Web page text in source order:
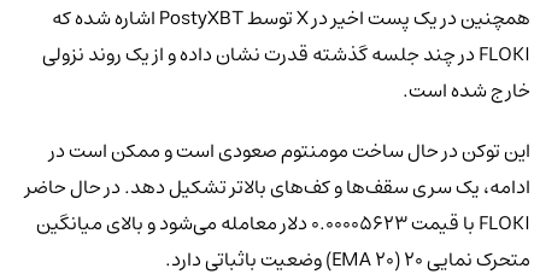
همچنین در یک پست اخیر در X توسط PostyXBT اشاره شده که
FLOKI در چند جلسه گذشته قدرت نشان داده و از یک روند نزولی
خارج شده است.
این توکن در حال ساخت مومنتوم صعودی است و ممکن است در
ادامه، یک سری سقف‌ها و کف‌های بالاتر تشکیل دهد. در حال حاضر
FLOKI با قیمت ۰.۰۰۰۰۵۶۲۳ دلار معامله می‌شود و بالای میانگین
متحرک نمایی ۲۰ (20 EMA) وضعیت باثباتی دارد.